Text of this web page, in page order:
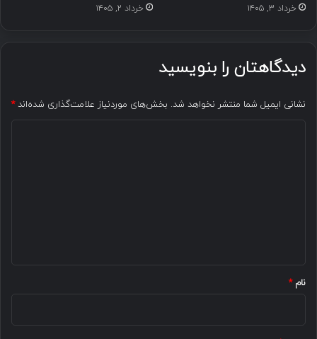
خرداد ۳, ۱۴۰۵ خرداد ۲, ۱۴۰۵
دیدگاهتان را بنویسید
نشانی ایمیل شما منتشر نخواهد شد. بخش‌های موردنیاز علامت‌گذاری شده‌اند*
نام*